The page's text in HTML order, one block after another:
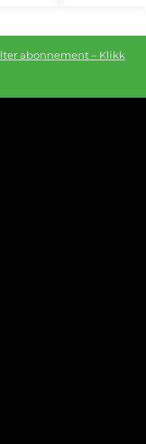
abonnement – Klikk